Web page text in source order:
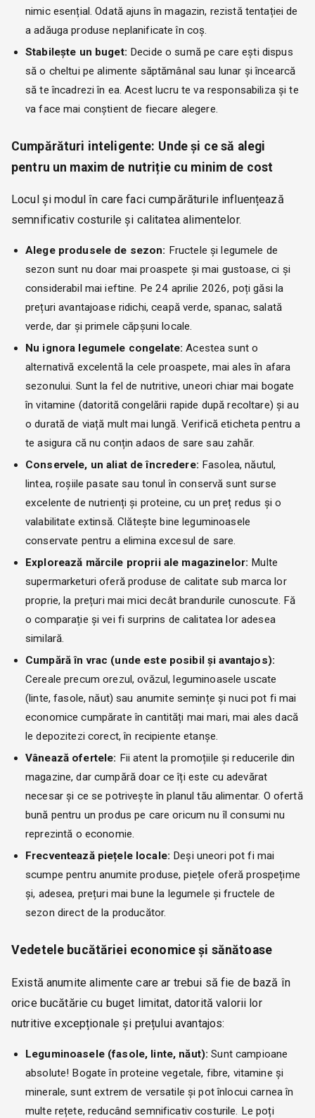
nimic esențial. Odată ajuns în magazin, rezistă tentației de
a adăuga produse neplanificate în coș.
Stabilește un buget: Decide o sumă pe care ești dispus
să o cheltui pe alimente săptămânal sau lunar și încearcă
să te încadrezi în ea. Acest lucru te va responsabiliza și te
va face mai conștient de fiecare alegere.
Cumpărături inteligente: Unde și ce să alegi
pentru un maxim de nutriție cu minim de cost
Locul și modul în care faci cumpărăturile influențează
semnificativ costurile și calitatea alimentelor.
Alege produsele de sezon: Fructele și legumele de
sezon sunt nu doar mai proaspete și mai gustoase, ci și
considerabil mai ieftine. Pe 24 aprilie 2026, poți găsi la
prețuri avantajoase ridichi, ceapă verde, spanac, salată
verde, dar și primele căpșuni locale.
Nu ignora legumele congelate: Acestea sunt o
alternativă excelentă la cele proaspete, mai ales în afara
sezonului. Sunt la fel de nutritive, uneori chiar mai bogate
în vitamine (datorită congelării rapide după recoltare) și au
o durată de viață mult mai lungă. Verifică eticheta pentru a
te asigura că nu conțin adaos de sare sau zahăr.
Conservele, un aliat de încredere: Fasolea, năutul,
lintea, roșiile pasate sau tonul în conservă sunt surse
excelente de nutrienți și proteine, cu un preț redus și o
valabilitate extinsă. Clătește bine leguminoasele
conservate pentru a elimina excesul de sare.
Explorează mărcile proprii ale magazinelor: Multe
supermarketuri oferă produse de calitate sub marca lor
proprie, la prețuri mai mici decât brandurile cunoscute. Fă
o comparație și vei fi surprins de calitatea lor adesea
similară.
Cumpără în vrac (unde este posibil și avantajos):
Cereale precum orezul, ovăzul, leguminoasele uscate
(linte, fasole, năut) sau anumite semințe și nuci pot fi mai
economice cumpărate în cantități mai mari, mai ales dacă
le depozitezi corect, în recipiente etanșe.
Vânează ofertele: Fii atent la promoțiile și reducerile din
magazine, dar cumpără doar ce îți este cu adevărat
necesar și ce se potrivește în planul tău alimentar. O ofertă
bună pentru un produs pe care oricum nu îl consumi nu
reprezintă o economie.
Frecventează piețele locale: Deși uneori pot fi mai
scumpe pentru anumite produse, piețele oferă prospețime
și, adesea, prețuri mai bune la legumele și fructele de
sezon direct de la producător.
Vedetele bucătăriei economice și sănătoase
Există anumite alimente care ar trebui să fie de bază în
orice bucătărie cu buget limitat, datorită valorii lor
nutritive excepționale și prețului avantajos:
Leguminoasele (fasole, linte, năut): Sunt campioane
absolute! Bogate în proteine vegetale, fibre, vitamine și
minerale, sunt extrem de versatile și pot înlocui carnea în
multe rețete, reducând semnificativ costurile. Le poți